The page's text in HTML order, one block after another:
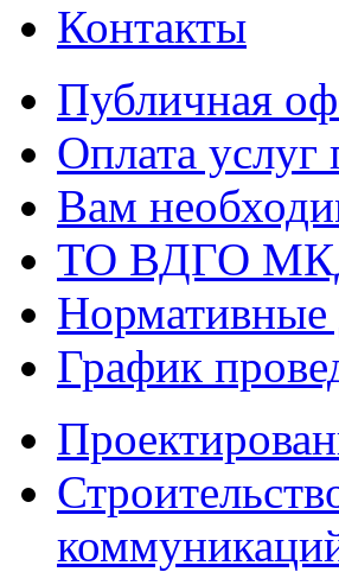
Контакты
Публичная
Оплата
Вам
ТО ВДГО
График